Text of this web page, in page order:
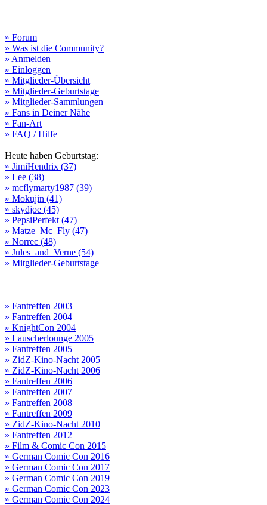
» Forum
» Was ist die Community?
» Anmelden
» Einloggen
» Mitglieder-Übersicht
» Mitglieder-Geburtstage
» Mitglieder-Sammlungen
» Fans in Deiner Nähe
» Fan-Art
» FAQ / Hilfe
Heute haben Geburtstag:
» JimiHendrix (37)
» Lee (38)
» mcflymarty1987 (39)
» Mokujin (41)
» skydjoe (45)
» PepsiPerfekt (47)
» Matze_Mc_Fly (47)
» Norrec (48)
» Jules_and_Verne (54)
» Mitglieder-Geburtstage
» Fantreffen 2003
» Fantreffen 2004
» KnightCon 2004
» Lauscherlounge 2005
» Fantreffen 2005
» ZidZ-Kino-Nacht 2005
» ZidZ-Kino-Nacht 2006
» Fantreffen 2006
» Fantreffen 2007
» Fantreffen 2008
» Fantreffen 2009
» ZidZ-Kino-Nacht 2010
» Fantreffen 2012
» Film & Comic Con 2015
» German Comic Con 2016
» German Comic Con 2017
» German Comic Con 2019
» German Comic Con 2023
» German Comic Con 2024